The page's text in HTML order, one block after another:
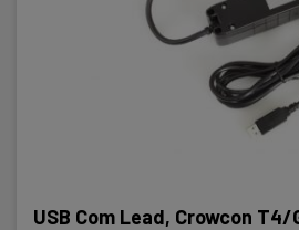
USB Com Lead, Crowcon T4/